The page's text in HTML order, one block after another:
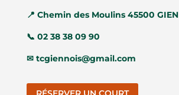
📍 Chemin des Moulins 45500 GIEN
📞 02 38 38 09 90
✉ tcgiennois@gmail.com